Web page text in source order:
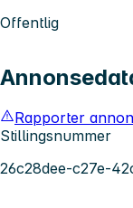
Offentlig
Rapporter
Stillingsnummer
26c28dee-c27e-